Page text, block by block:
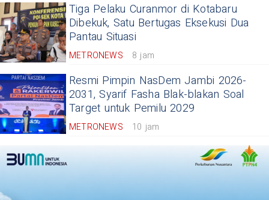
Tiga Pelaku Curanmor di Kotabaru
Dibekuk, Satu Bertugas Eksekusi Dua
Pantau Situasi
METRONEWS 8 jam
Resmi Pimpin NasDem Jambi 2026-
2031, Syarif Fasha Blak-blakan Soal
Target untuk Pemilu 2029
METRONEWS 10 jam